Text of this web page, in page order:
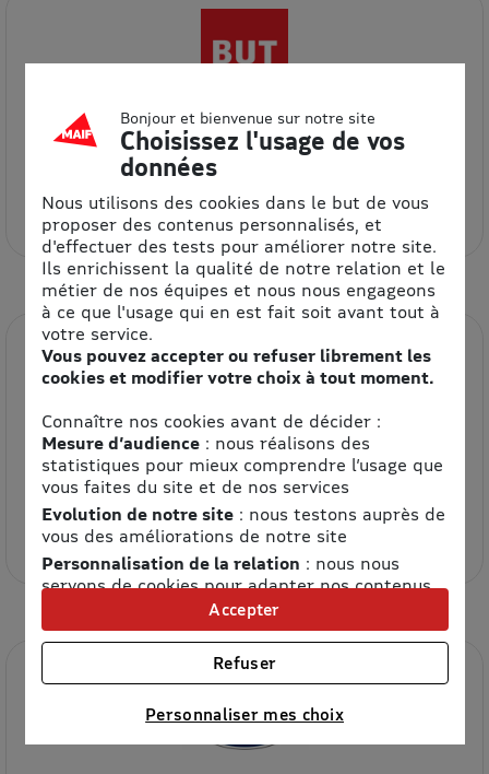
5% de remise
Cultura
4.2% de remise
Bonjour et bienvenue sur notre site
Choisissez l'usage de vos
données
Nous utilisons des cookies dans le but de vous
proposer des contenus personnalisés, et
d'effectuer des tests pour améliorer notre site.
Ils enrichissent la qualité de notre relation et le
métier de nos équipes et nous nous engageons
à ce que l'usage qui en est fait soit avant tout à
votre service.
Vous pouvez accepter ou refuser librement les
cookies et modifier votre choix à tout moment.
Connaître nos cookies avant de décider :
Mesure d’audience: nous réalisons des
statistiques pour mieux comprendre l’usage que
vous faites du site et de nos services
Evolution de notre site: nous testons auprès de
vous des améliorations de notre site
Personnalisation de la relation : nous nous
servons de cookies pour adapter nos contenus
et personnaliser nos offres
Univers publicitaire: nous utilisons avec nos
partenaires des cookies pour afficher des
publicités personnalisées
Connaître notre politique cookies et la liste de nos
Personnaliser mes choix
Refuser
Accepter